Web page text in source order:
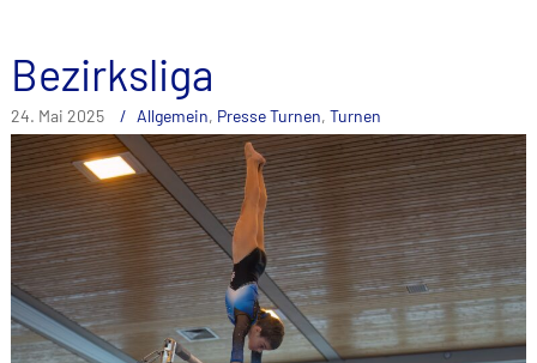
Bezirksliga
24. Mai 2025 Allgemein, Presse Turnen, Turnen